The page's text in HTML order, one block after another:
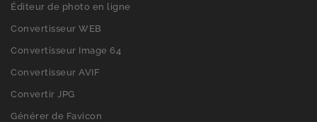
Éditeur de photo en ligne
Convertisseur WEB
Convertisseur Image 64
Convertisseur AVIF
Convertir JPG
Générer de Favicon